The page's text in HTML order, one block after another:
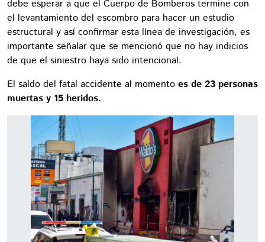
debe esperar a que el Cuerpo de Bomberos termine con
el levantamiento del escombro para hacer un estudio
estructural y así confirmar esta línea de investigación, es
importante señalar que se mencionó que no hay indicios
de que el siniestro haya sido intencional.
El saldo del fatal accidente al momento es de 23 personas
muertas y 15 heridos.